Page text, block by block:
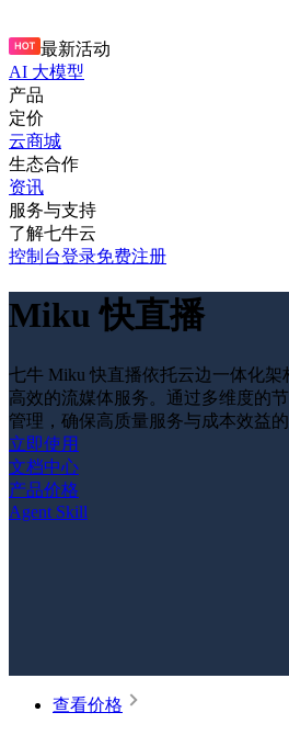
最新活动
AI 大模型
产品
定价
云商城
生态合作
资讯
服务与支持
了解七牛云
控制台登录免费注册
Miku 快直播
七牛 Miku 快直播依托云边一体化
高效的流媒体服务。通过多维度的
管理，确保高质量服务与成本效益的
立即使用
文档中心
产品价格
Agent Skill
查看价格